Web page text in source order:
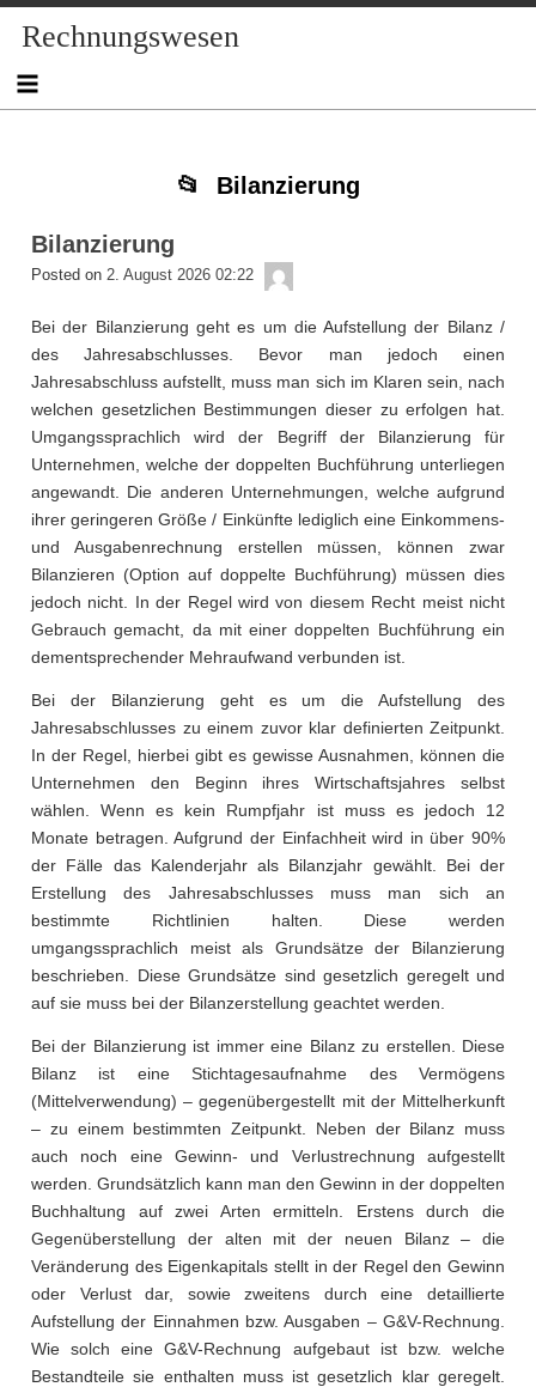
Rechnungswesen
Bilanzierung
Bilanzierung
Posted on 2. August 2026 02:22
Bei der Bilanzierung geht es um die Aufstellung der Bilanz /
des Jahresabschlusses. Bevor man jedoch einen
Jahresabschluss aufstellt, muss man sich im Klaren sein, nach
welchen gesetzlichen Bestimmungen dieser zu erfolgen hat.
Umgangssprachlich wird der Begriff der Bilanzierung für
Unternehmen, welche der doppelten Buchführung unterliegen
angewandt. Die anderen Unternehmungen, welche aufgrund
ihrer geringeren Größe / Einkünfte lediglich eine Einkommens-
und Ausgabenrechnung erstellen müssen, können zwar
Bilanzieren (Option auf doppelte Buchführung) müssen dies
jedoch nicht. In der Regel wird von diesem Recht meist nicht
Gebrauch gemacht, da mit einer doppelten Buchführung ein
dementsprechender Mehraufwand verbunden ist.
Bei der Bilanzierung geht es um die Aufstellung des
Jahresabschlusses zu einem zuvor klar definierten Zeitpunkt.
In der Regel, hierbei gibt es gewisse Ausnahmen, können die
Unternehmen den Beginn ihres Wirtschaftsjahres selbst
wählen. Wenn es kein Rumpfjahr ist muss es jedoch 12
Monate betragen. Aufgrund der Einfachheit wird in über 90%
der Fälle das Kalenderjahr als Bilanzjahr gewählt. Bei der
Erstellung des Jahresabschlusses muss man sich an
bestimmte Richtlinien halten. Diese werden
umgangssprachlich meist als Grundsätze der Bilanzierung
beschrieben. Diese Grundsätze sind gesetzlich geregelt und
auf sie muss bei der Bilanzerstellung geachtet werden.
Bei der Bilanzierung ist immer eine Bilanz zu erstellen. Diese
Bilanz ist eine Stichtagesaufnahme des Vermögens
(Mittelverwendung) – gegenübergestellt mit der Mittelherkunft
– zu einem bestimmten Zeitpunkt. Neben der Bilanz muss
auch noch eine Gewinn- und Verlustrechnung aufgestellt
werden. Grundsätzlich kann man den Gewinn in der doppelten
Buchhaltung auf zwei Arten ermitteln. Erstens durch die
Gegenüberstellung der alten mit der neuen Bilanz – die
Veränderung des Eigenkapitals stellt in der Regel den Gewinn
oder Verlust dar, sowie zweitens durch eine detaillierte
Aufstellung der Einnahmen bzw. Ausgaben – G&V-Rechnung.
Wie solch eine G&V-Rechnung aufgebaut ist bzw. welche
Bestandteile sie enthalten muss ist gesetzlich klar geregelt.